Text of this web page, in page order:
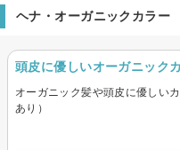
ヘナ・オーガニックカラー
頭皮に優しいオーガニック
オーガニック髪や頭皮に優しい
あり）